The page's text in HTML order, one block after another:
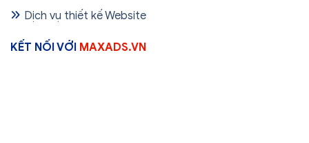
Dịch vụ thiết kế Website
KẾT NỐI VỚI MAXADS.VN